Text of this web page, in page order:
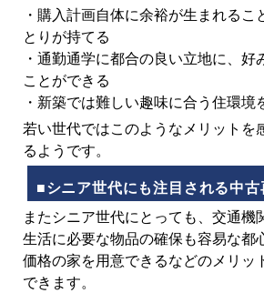
・購入計画自体に余裕が生まれるこ
とりが持てる
・通勤通学に都合の良い立地に、好
ことができる
・新築では難しい趣味に合う住環境
若い世代ではこのようなメリットを
るようです。
■シニア世代にも注目される中
またシニア世代にとっても、交通機
生活に必要な物品の確保も容易な都
価格の家を用意できるなどのメリッ
できます。